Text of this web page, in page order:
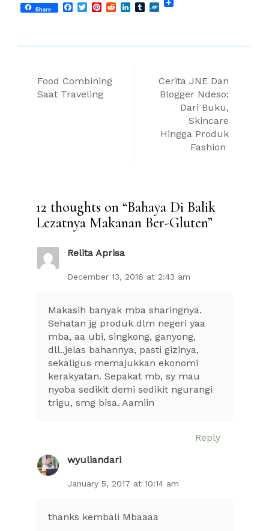
Share Facebook
TwitterPinterest
RedditLinkedIn
Tumblr
Folkd
Post
navigation
Food Combining
Saat Traveling
Cerita JNE Dan
Blogger Ndeso:
Dari Buku,
Skincare
Hingga Produk
Fashion
12 thoughts on “Bahaya Di Balik
Lezatnya Makanan Ber-Gluten”
Relita Aprisa
December 13, 2016 at 2:43 am
Makasih banyak mba sharingnya.
Sehatan jg produk dlm negeri yaa
mba, aa ubi, singkong, ganyong,
dll..jelas bahannya, pasti gizinya,
sekaligus memajukkan ekonomi
kerakyatan. Sepakat mb, sy mau
nyoba sedikit demi sedikit ngurangi
trigu, smg bisa. Aamiin
Reply
wyuliandari
January 5, 2017 at 10:14 am
thanks kembali Mbaaaa